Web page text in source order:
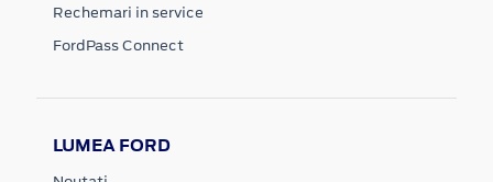
Rechemari in service
FordPass Connect
LUMEA FORD